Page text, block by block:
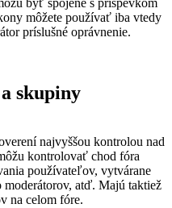
môžete používať iba vtedy
príslušné oprávnenie.
skupiny
najvyššou kontrolou nad
kontrolovať chod fóra
používateľov, vytvárane
atď. Majú taktiež
na celom fóre.